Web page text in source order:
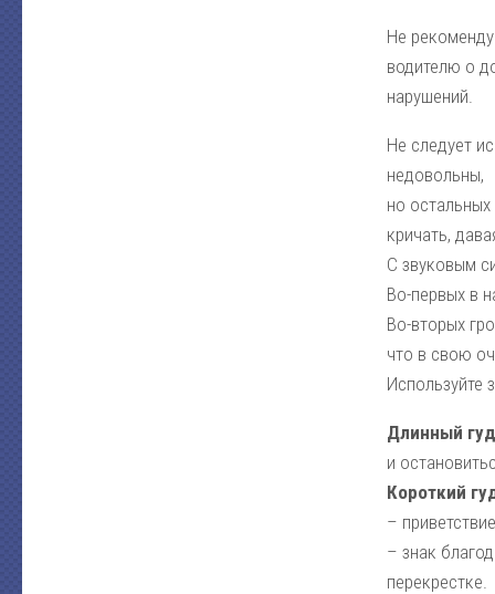
Не
водителю о
нарушений.
Не следует
недовольны,
но
кричать,
С звуковым
Во-первых в
Во-вторых
что в свою
Используйте
Длинный
и
Короткий
–
– знак
перекрестке.